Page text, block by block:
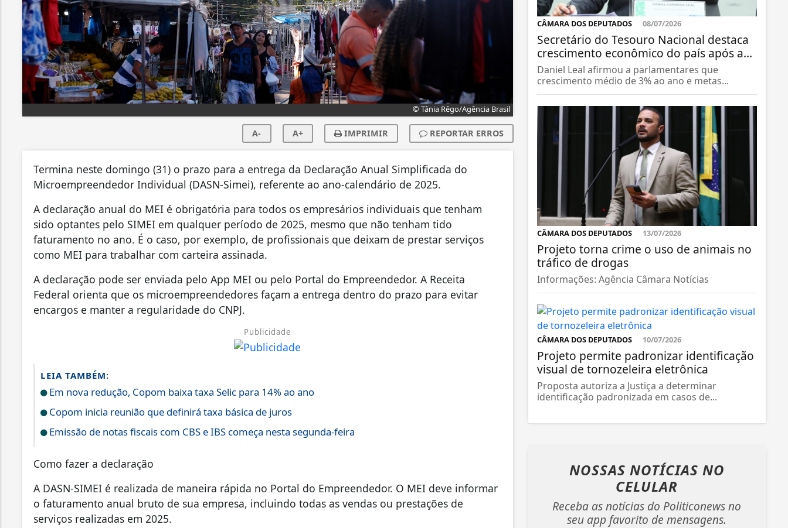
© Tânia Rêgo/Agência Brasil
A- A+ IMPRIMIR REPORTAR ERROS
Termina neste domingo (31) o prazo para a entrega da Declaração Anual Simplificada do
Microempreendedor Individual (DASN-Simei), referente ao ano-calendário de 2025.
A declaração anual do MEI é obrigatória para todos os empresários individuais que tenham
sido optantes pelo SIMEI em qualquer período de 2025, mesmo que não tenham tido
faturamento no ano. É o caso, por exemplo, de profissionais que deixam de prestar serviços
como MEI para trabalhar com carteira assinada.
A declaração pode ser enviada pelo App MEI ou pelo Portal do Empreendedor. A Receita
Federal orienta que os microempreendedores façam a entrega dentro do prazo para evitar
encargos e manter a regularidade do CNPJ.
Publicidade
LEIA TAMBÉM:
Em nova redução, Copom baixa taxa Selic para 14% ao ano
Copom inicia reunião que definirá taxa básica de juros
Emissão de notas fiscais com CBS e IBS começa nesta segunda-feira
Como fazer a declaração
A DASN-SIMEI é realizada de maneira rápida no Portal do Empreendedor. O MEI deve informar
o faturamento anual bruto de sua empresa, incluindo todas as vendas ou prestações de
serviços realizadas em 2025.
CÂMARA DOS DEPUTADOS 08/07/2026
Secretário do Tesouro Nacional destaca
crescimento econômico do país após a...
Daniel Leal afirmou a parlamentares que
crescimento médio de 3% ao ano e metas...
CÂMARA DOS DEPUTADOS 13/07/2026
Projeto torna crime o uso de animais no
tráfico de drogas
Informações: Agência Câmara Notícias
CÂMARA DOS DEPUTADOS 10/07/2026
Projeto permite padronizar identificação
visual de tornozeleira eletrônica
Proposta autoriza a Justiça a determinar
identificação padronizada em casos de...
NOSSAS NOTÍCIAS NO
CELULAR
Receba as notícias do Politiconews no
seu app favorito de mensagens.